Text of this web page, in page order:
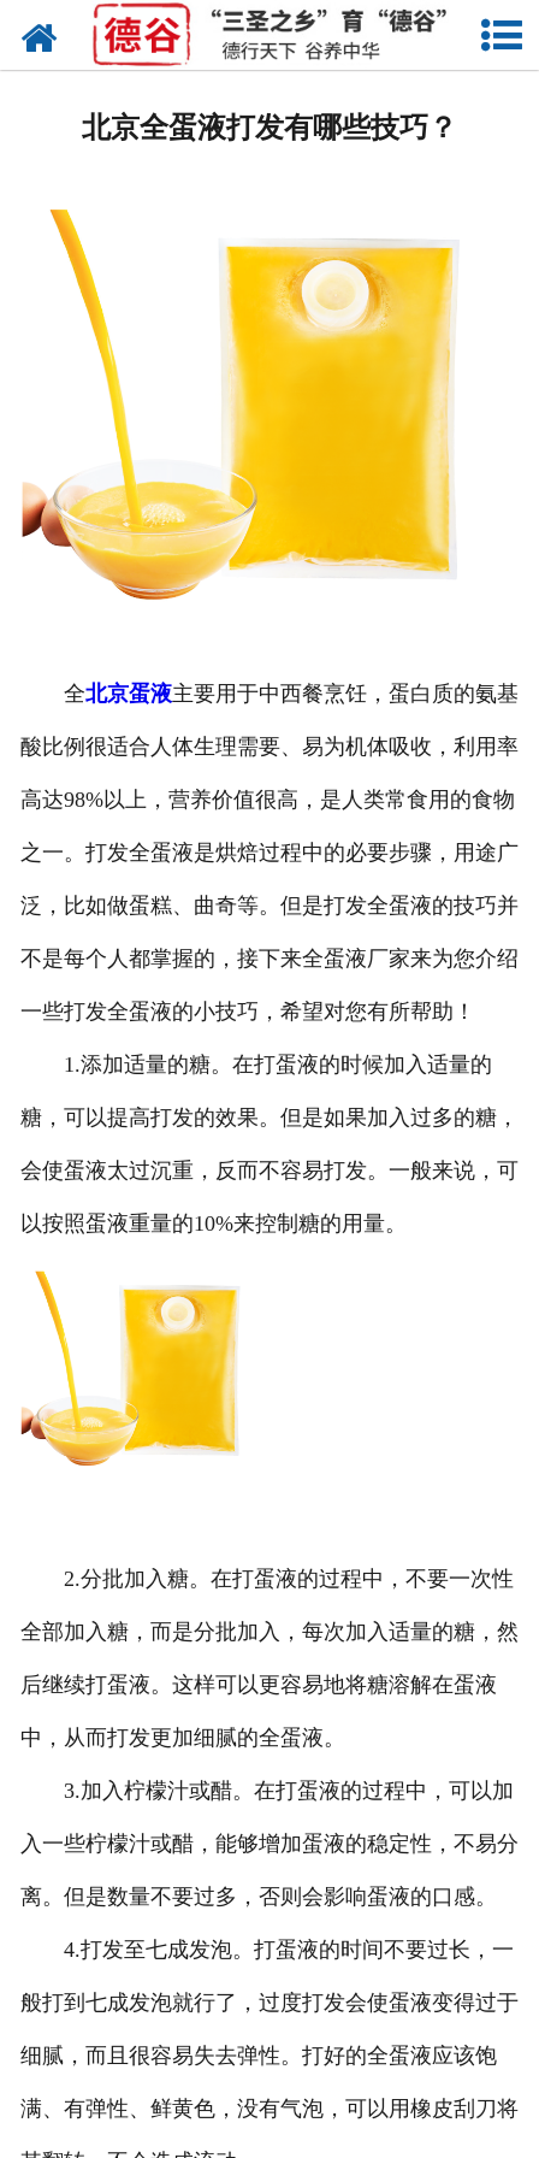
网站首页
产品中心
新闻中心
联系我们
北京全蛋液打发有哪些技巧？
全北京蛋液主要用于中西餐烹饪，蛋白质的氨基
酸比例很适合人体生理需要、易为机体吸收，利用率
高达98%以上，营养价值很高，是人类常食用的食物
之一。打发全蛋液是烘焙过程中的必要步骤，用途广
泛，比如做蛋糕、曲奇等。但是打发全蛋液的技巧并
不是每个人都掌握的，接下来全蛋液厂家来为您介绍
一些打发全蛋液的小技巧，希望对您有所帮助！
1.添加适量的糖。在打蛋液的时候加入适量的
糖，可以提高打发的效果。但是如果加入过多的糖，
会使蛋液太过沉重，反而不容易打发。一般来说，可
以按照蛋液重量的10%来控制糖的用量。
2.分批加入糖。在打蛋液的过程中，不要一次性
全部加入糖，而是分批加入，每次加入适量的糖，然
后继续打蛋液。这样可以更容易地将糖溶解在蛋液
中，从而打发更加细腻的全蛋液。
3.加入柠檬汁或醋。在打蛋液的过程中，可以加
入一些柠檬汁或醋，能够增加蛋液的稳定性，不易分
离。但是数量不要过多，否则会影响蛋液的口感。
4.打发至七成发泡。打蛋液的时间不要过长，一
般打到七成发泡就行了，过度打发会使蛋液变得过于
细腻，而且很容易失去弹性。打好的全蛋液应该饱
满、有弹性、鲜黄色，没有气泡，可以用橡皮刮刀将